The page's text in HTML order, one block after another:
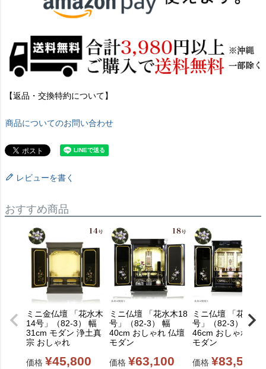
【返品・交換特約について】
商品についてのお問い合わせ
レビューを書く
おすすめ商品
ミニ金仏壇 「花水木
14号」（82-3） 幅
31cm モダン 浄土真
宗 おしゃれ
価格 ¥45,800
ミニ仏壇 「花水木18
号」（82-3） 幅
40cm おしゃれ 仏壇
モダン
価格 ¥63,100
ミニ仏壇 「花水木
号」（82-3） 幅
46cm おしゃれ 仏
モダン
価格 ¥83,500